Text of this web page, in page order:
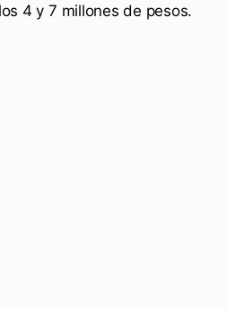
4 y 7 millones de pesos.